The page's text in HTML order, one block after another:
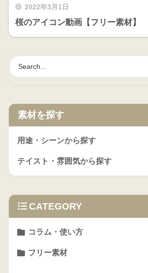
2022年3月1日
桜のアイコン動画【フリー素材】
素材を探す
用途・シーンから探す
テイスト・雰囲気から探す
CATEGORY
コラム・使い方
フリー素材